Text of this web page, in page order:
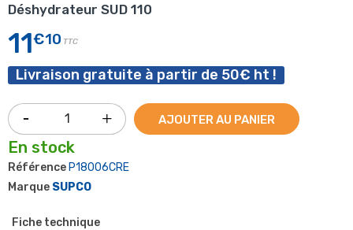
Déshydrateur SUD 110
11€10 TTC
Livraison gratuite à partir de 50€ ht !
AJOUTER AU PANIER
En stock
Référence P18006CRE
Marque SUPCO
Fiche technique